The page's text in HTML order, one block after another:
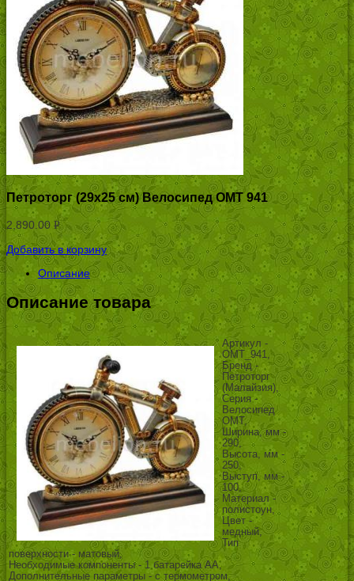
Петроторг (29х25 см) Велосипед ОМТ 941
2,890.00 Р
УБ.
Добавить в корзину
Описание
Описание товара
Артикул -
OMT_941,
Бренд -
Петроторг
(Малайзия),
Серия -
Велосипед
ОМТ,
Ширина, мм -
290,
Высота, мм -
250,
Выступ, мм -
100,
Материал -
полистоун,
Цвет -
медный,
Тип
поверхности - матовый,
Необходимые компоненты - 1 батарейка АА,
Дополнительные параметры - с термометром,